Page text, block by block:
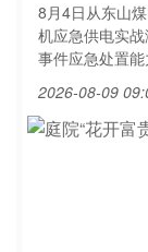
8月4日从东山
机应急供电实
事件应急处置能
2026-08-09